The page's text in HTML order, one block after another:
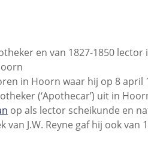
en van 1827-1850
in Hoorn waar hij op 8 april
(‘Apothecar’) uit in
op als lector scheikunde en
van J.W. Reyne gaf hij ook